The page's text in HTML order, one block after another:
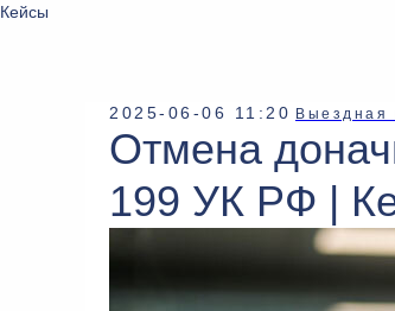
Кейсы
2025-06-06 11:20 Выездная
Отмена
199 УК РФ |